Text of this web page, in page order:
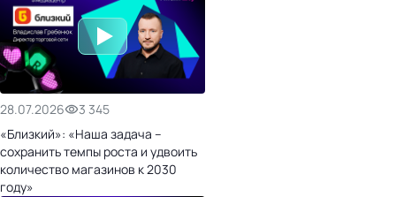
28.07.2026
3 345
«Близкий»: «Наша задача –
сохранить темпы роста и удвоить
количество магазинов к 2030
году»